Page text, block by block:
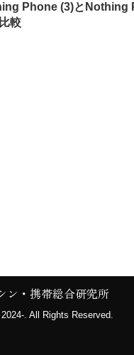
Phone (3)とNothing
較
ン・携帯総合研究所
. All Rights Reserved.